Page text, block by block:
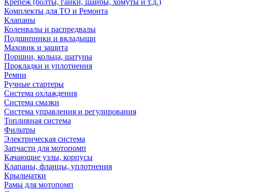
Крепеж (болты, гайки, шайбы, хомуты и т.д.)
Комплекты для ТО и Ремонта
Клапаны
Коленвалы и распредвалы
Подшипники и вкладыши
Маховик и защита
Поршни, кольца, шатуны
Прокладки и уплотнения
Ремни
Ручные стартеры
Система охлаждения
Система смазки
Система управления и регулирования
Топливная система
Фильтры
Электрическая система
Запчасти для мотопомп
Качающие узлы, корпусы
Клапаны, фланцы, уплотнения
Крыльчатки
Рамы для мотопомп